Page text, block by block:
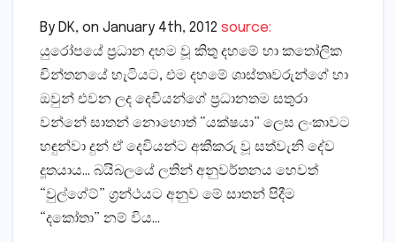
By DK, on January 4th, 2012 source:
යුරෝපයේ ප්‍රධාන දහම වූ කිතු දහමේ හා කතෝලික
චින්තනයේ හැටියට, එම දහමේ ශාස්තෘවරුන්ගේ හා
ඔවුන් එවන ලද දෙවියන්ගේ ප්‍රධානතම සතුරා
වන්නේ සාතන් නොහොත් “යක්ෂයා” ලෙස ලංකාවට
හඳුන්වා දුන් ඒ දෙවියන්ට අකීකරු වූ සත්වැනි දේව
දූතයාය… බයිබලයේ ලතින් අනුවර්තනය හෙවත්
“වුල්ගේට්” ග්‍රන්ථයට අනුව මේ සාතන් පිදීම
“දකෝතා” නම් විය…